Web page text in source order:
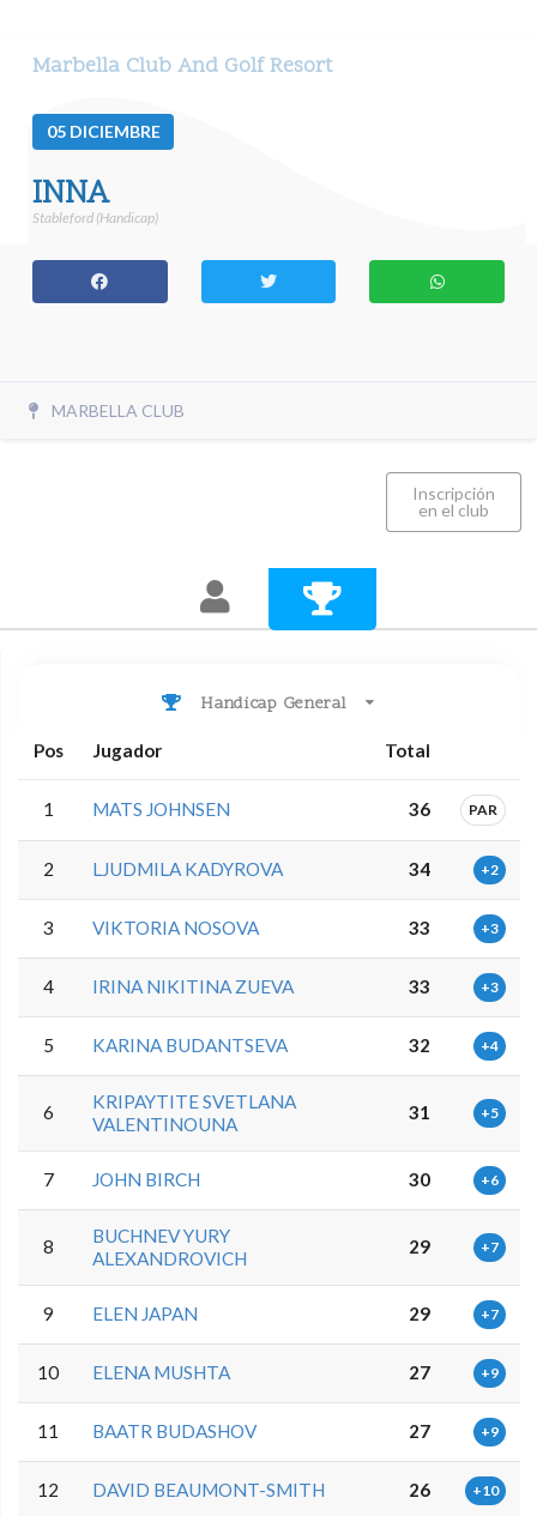
Marbella Club And Golf Resort
05 DICIEMBRE
INNA
Stableford (Handicap)
MARBELLA CLUB
Inscripción
en el club
Handicap General
Pos Jugador Total
1 MATS JOHNSEN 36 PAR
2 LJUDMILA KADYROVA 34 +2
3 VIKTORIA NOSOVA 33 +3
4 IRINA NIKITINA ZUEVA 33 +3
5 KARINA BUDANTSEVA 32 +4
6
KRIPAYTITE SVETLANA
VALENTINOUNA
31 +5
7 JOHN BIRCH 30 +6
8
BUCHNEV YURY
ALEXANDROVICH
29 +7
9 ELEN JAPAN 29 +7
10 ELENA MUSHTA 27 +9
11 BAATR BUDASHOV 27 +9
12 DAVID BEAUMONT-SMITH 26 +10